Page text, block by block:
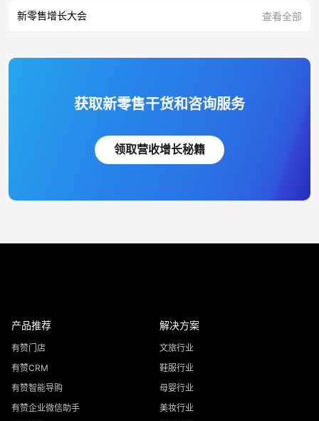
新零售增长大会 查看全部
获取新零售干货和咨询服务
领取营收增长秘籍
产品推荐
有赞门店
有赞CRM
有赞智能导购
有赞企业微信助手
解决方案
文旅行业
鞋服行业
母婴行业
美妆行业